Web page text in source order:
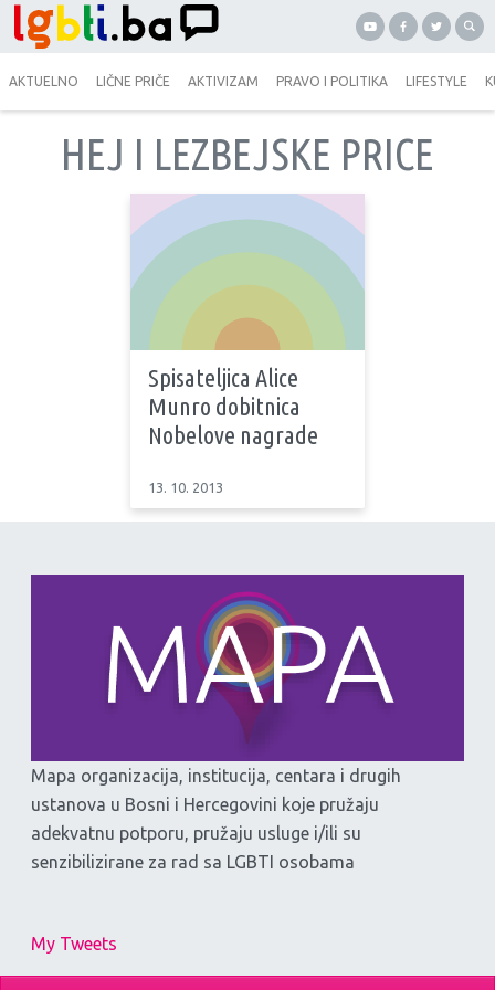
AKTUELNO LIČNE PRIČE AKTIVIZAM PRAVO I POLITIKA LIFESTYLE
HEJ I LEZBEJSKE PRICE
Spisateljica Alice
Munro dobitnica
Nobelove nagrade
13. 10. 2013
Mapa organizacija, institucija, centara i drugih
ustanova u Bosni i Hercegovini koje pružaju
adekvatnu potporu, pružaju usluge i/ili su
senzibilizirane za rad sa LGBTI osobama
My Tweets